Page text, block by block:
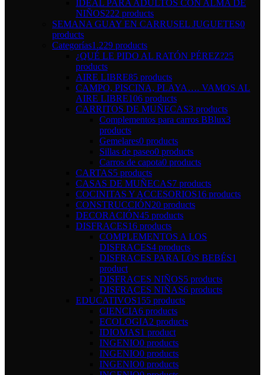
IDEAL PARA ADULTOS CON ALMA DE
NIÑOS222 products
SEMANA GUAY EN CARRUSEL JUGUETES0
products
Categorías1.229 products
¿QUÉ LE PIDO AL RATÓN PÉREZ?25
products
AIRE LIBRE85 products
CAMPO, PISCINA, PLAYA…. VAMOS AL
AIRE LIBRE106 products
CARRITOS DE MUÑECAS3 products
Complementos para carros BBlux3
products
Gemelares0 products
Sillas de paseo0 products
Carros de capota0 products
CARTAS5 products
CASAS DE MUÑECAS7 products
COCINITAS Y ACCESORIOS16 products
CONSTRUCCIÓN20 products
DECORACIÓN45 products
DISFRACES16 products
COMPLEMENTOS A LOS
DISFRACES4 products
DISFRACES PARA LOS BEBÉS1
product
DISFRACES NIÑOS5 products
DISFRACES NIÑAS6 products
EDUCATIVOS155 products
CIENCIA6 products
ECOLOGIA2 products
IDIOMAS1 product
INGENIO0 products
INGENIO0 products
INGENIO0 products